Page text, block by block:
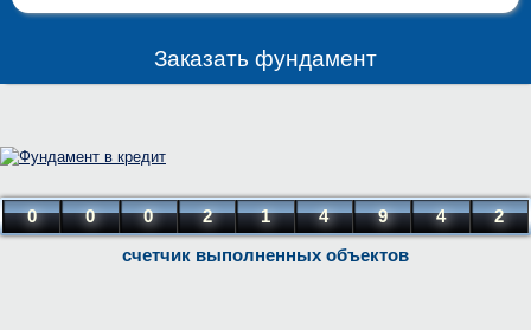
Заказать фундамент
0 0 0 2 1 4 9 4
2
счетчик выполненных объектов